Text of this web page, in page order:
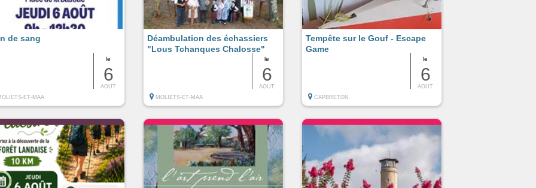
le
6
AOUT
de sang
ET-MAA
le
6
AOUT
Déambulation des échassiers
"Lous Tchanques Chalosse"
MOLIETS-ET-MAA
le
6
AOUT
Tempête sur le Gouf - Escape
Game
CAPBRETON